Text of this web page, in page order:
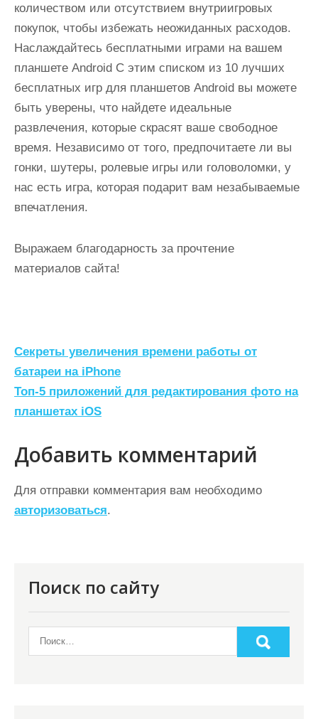
количеством или отсутствием внутриигровых
покупок, чтобы избежать неожиданных расходов.
Наслаждайтесь бесплатными играми на вашем
планшете Android С этим списком из 10 лучших
бесплатных игр для планшетов Android вы можете
быть уверены, что найдете идеальные
развлечения, которые скрасят ваше свободное
время. Независимо от того, предпочитаете ли вы
гонки, шутеры, ролевые игры или головоломки, у
нас есть игра, которая подарит вам незабываемые
впечатления.
Выражаем благодарность за прочтение
материалов сайта!
Н
а
в
и
г
а
ц
и
Секреты увеличения времени работы от
батареи на iPhone
Топ-5 приложений для редактирования фото на
планшетах iOS
Добавить комментарий
Для отправки комментария вам необходимо
авторизоваться.
Поиск по сайту